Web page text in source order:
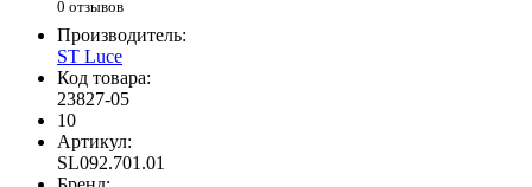
0 отзывов
Производитель:
ST Luce
Код товара:
23827-05
10
Артикул:
SL092.701.01